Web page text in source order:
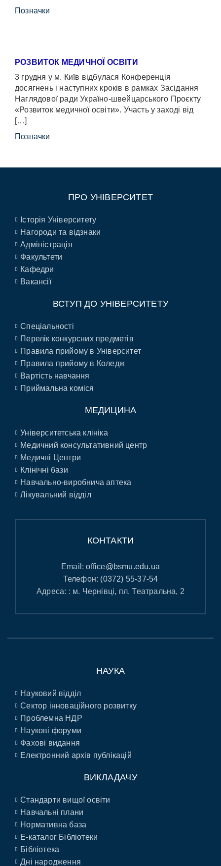
Позначки
РОЗВИТОК МЕДИЧНОЇ ОСВІТИ
3 грудня у м. Київ відбулася Конференція
досягнень і наступних кроків в рамках Засідання
Наглядової ради Україно-швейцарського Проєкту
«Розвиток медичної освіти». Участь у заході від
[…]
Позначки
ПРО УНІВЕРСИТЕТ
Історія Університету
Нагороди та відзнаки
Адміністрація
Факультети
Кафедри
Вакансії
ВСТУП ДО УНІВЕРСИТЕТУ
Спеціальності
Перелік конкурсних предметів
Правила прийому в Університет
Правила прийому в Коледж
Вартість навчання
Приймальна коміся
МЕДИЦИНА
Університетська клініка
Медичний консультативний центр
Медичні Центри
Клінічні бази
Навчально-виробнича аптека
Лікувальний відділ
КОНТАКТИ
Email:office@bsmu.edu.ua
Телефон: (0372) 55-37-54
Адреса: : м. Чернівці, пл. Театральна, 2
НАУКА
Науковий відділ
Сектор інноваційного розвитку
Проблемна НДР
Наукові форуми
Фахові видання
Електронний архів публікацій
ВИКЛАДАЧУ
Стандарти вищої освіти
Навчальні плани
Нормативна база
E-каталог Бібліотеки
Бібліотека
Дні народження